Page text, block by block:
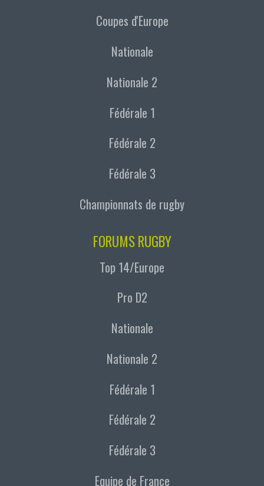
Coupes d'Europe
Nationale
Nationale 2
Fédérale 1
Fédérale 2
Fédérale 3
Championnats de rugby
FORUMS RUGBY
Top 14/Europe
Pro D2
Nationale
Nationale 2
Fédérale 1
Fédérale 2
Fédérale 3
Equipe de France